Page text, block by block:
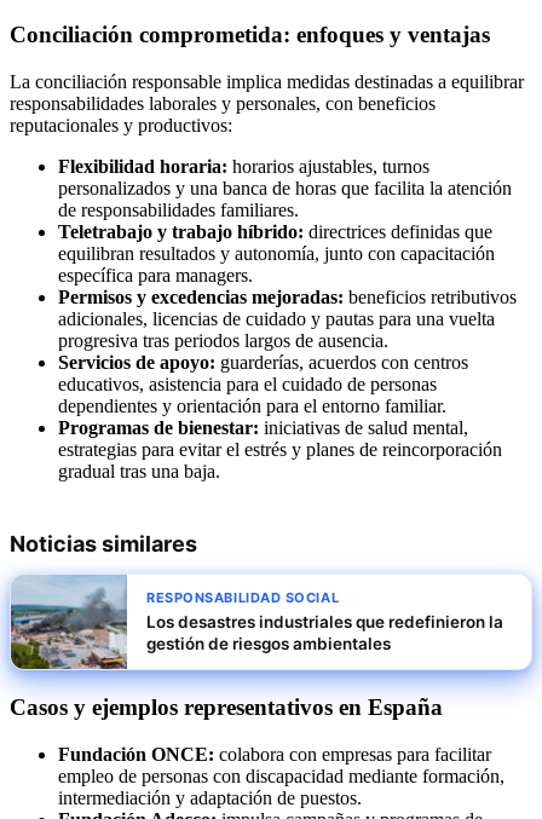
Conciliación comprometida: enfoques y ventajas
La conciliación responsable implica medidas destinadas a equilibrar
responsabilidades laborales y personales, con beneficios
reputacionales y productivos:
Flexibilidad horaria: horarios ajustables, turnos
personalizados y una banca de horas que facilita la atención
de responsabilidades familiares.
Teletrabajo y trabajo híbrido: directrices definidas que
equilibran resultados y autonomía, junto con capacitación
específica para managers.
Permisos y excedencias mejoradas: beneficios retributivos
adicionales, licencias de cuidado y pautas para una vuelta
progresiva tras periodos largos de ausencia.
Servicios de apoyo: guarderías, acuerdos con centros
educativos, asistencia para el cuidado de personas
dependientes y orientación para el entorno familiar.
Programas de bienestar: iniciativas de salud mental,
estrategias para evitar el estrés y planes de reincorporación
gradual tras una baja.
Noticias similares
RESPONSABILIDAD SOCIAL
Los desastres industriales que redefinieron la
gestión de riesgos ambientales
Casos y ejemplos representativos en España
Fundación ONCE: colabora con empresas para facilitar
empleo de personas con discapacidad mediante formación,
intermediación y adaptación de puestos.